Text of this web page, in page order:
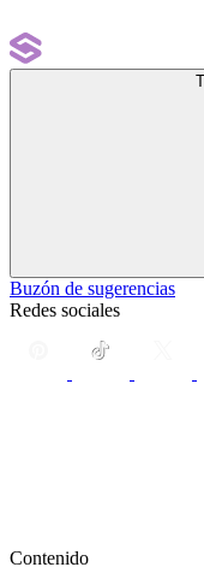
Buzón de sugerencias
Redes sociales
Contenido